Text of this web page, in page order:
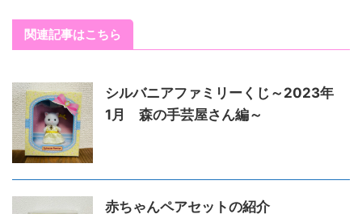
関連記事はこちら
シルバニアファミリーくじ～2023年
1月 森の手芸屋さん編～
赤ちゃんペアセットの紹介